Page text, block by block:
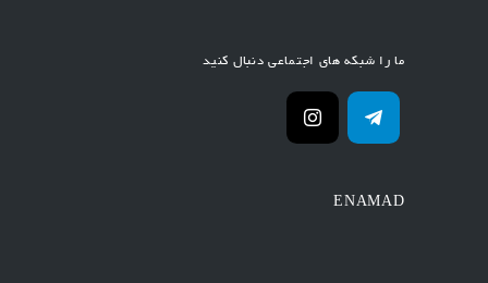
ما را شبکه های اجتماعی دنبال کنید
ENAMAD